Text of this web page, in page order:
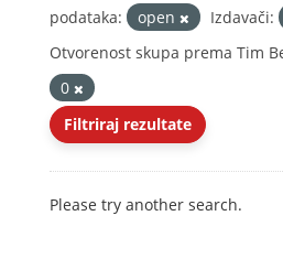
podataka:
open Izdavači:
Otvorenost skupa prema Tim
0
Filtriraj rezultate
Please try another search.